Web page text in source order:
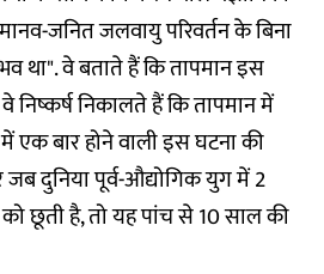
जनित जलवायु परिवर्तन के बिना
था". वे बताते हैं कि तापमान इस
निष्कर्ष निकालते हैं कि तापमान में
एक बार होने वाली इस घटना की
जब दुनिया पूर्व-औद्योगिक युग में 2
को छूती है, तो यह पांच से 10 साल की